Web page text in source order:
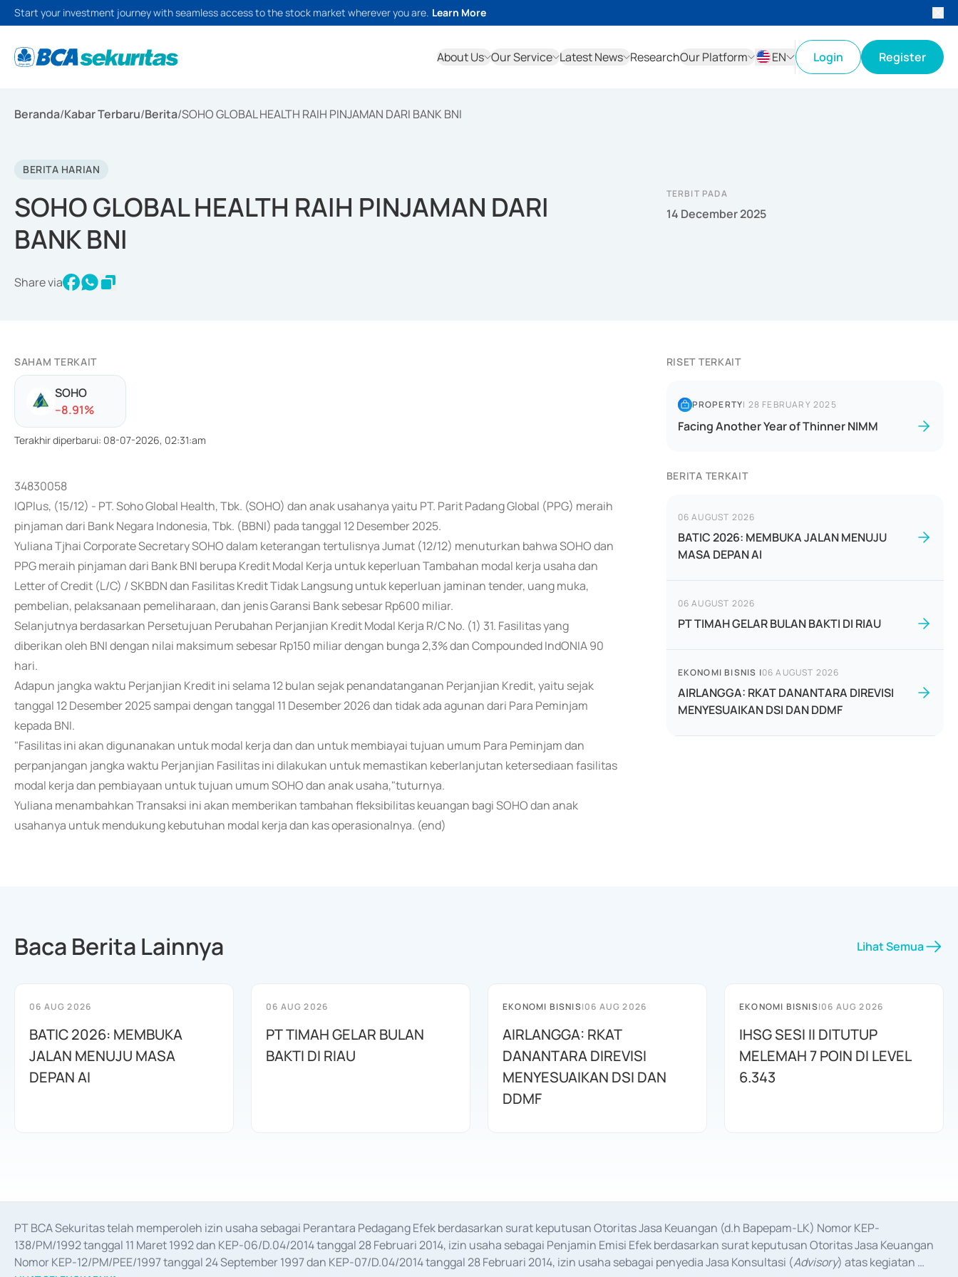
Start your investment journey with seamless access to the stock market wherever you are. Learn More
About Us Our Service Latest News ResearchOur Platform
EN
Login Register
Beranda/Kabar Terbaru/Berita/SOHO GLOBAL HEALTH RAIH PINJAMAN DARI BANK BNI
BERITA HARIAN
SOHO GLOBAL HEALTH RAIH PINJAMAN DARI
BANK BNI
Share via
TERBIT PADA
14 December 2025
SAHAM TERKAIT
SOHO
--8.91%
Terakhir diperbarui: 08-07-2026, 02:31:am
34830058
IQPlus, (15/12) - PT. Soho Global Health, Tbk. (SOHO) dan anak usahanya yaitu PT. Parit Padang Global (PPG) meraih
pinjaman dari Bank Negara Indonesia, Tbk. (BBNI) pada tanggal 12 Desember 2025.
Yuliana Tjhai Corporate Secretary SOHO dalam keterangan tertulisnya Jumat (12/12) menuturkan bahwa SOHO dan
PPG meraih pinjaman dari Bank BNI berupa Kredit Modal Kerja untuk keperluan Tambahan modal kerja usaha dan
Letter of Credit (L/C) / SKBDN dan Fasilitas Kredit Tidak Langsung untuk keperluan jaminan tender, uang muka,
pembelian, pelaksanaan pemeliharaan, dan jenis Garansi Bank sebesar Rp600 miliar.
Selanjutnya berdasarkan Persetujuan Perubahan Perjanjian Kredit Modal Kerja R/C No. (1) 31. Fasilitas yang
diberikan oleh BNI dengan nilai maksimum sebesar Rp150 miliar dengan bunga 2,3% dan Compounded IndONIA 90
hari.
Adapun jangka waktu Perjanjian Kredit ini selama 12 bulan sejak penandatanganan Perjanjian Kredit, yaitu sejak
tanggal 12 Desember 2025 sampai dengan tanggal 11 Desember 2026 dan tidak ada agunan dari Para Peminjam
kepada BNI.
"Fasilitas ini akan digunanakan untuk modal kerja dan dan untuk membiayai tujuan umum Para Peminjam dan
perpanjangan jangka waktu Perjanjian Fasilitas ini dilakukan untuk memastikan keberlanjutan ketersediaan fasilitas
modal kerja dan pembiayaan untuk tujuan umum SOHO dan anak usaha,"tuturnya.
Yuliana menambahkan Transaksi ini akan memberikan tambahan fleksibilitas keuangan bagi SOHO dan anak
usahanya untuk mendukung kebutuhan modal kerja dan kas operasionalnya. (end)
RISET TERKAIT
PROPERTY| 28 FEBRUARY 2025
Facing Another Year of Thinner NIMM
BERITA TERKAIT
06 AUGUST 2026
BATIC 2026: MEMBUKA JALAN MENUJU
MASA DEPAN AI
06 AUGUST 2026
PT TIMAH GELAR BULAN BAKTI DI RIAU
EKONOMI BISNIS |06 AUGUST 2026
AIRLANGGA: RKAT DANANTARA DIREVISI
MENYESUAIKAN DSI DAN DDMF
Baca Berita Lainnya Lihat Semua
06 AUG 2026
BATIC 2026: MEMBUKA
JALAN MENUJU MASA
DEPAN AI
06 AUG 2026
PT TIMAH GELAR BULAN
BAKTI DI RIAU
EKONOMI BISNIS|06 AUG 2026
AIRLANGGA: RKAT
DANANTARA DIREVISI
MENYESUAIKAN DSI DAN
DDMF
EKONOMI BISNIS|06 AUG 2026
IHSG SESI II DITUTUP
MELEMAH 7 POIN DI LEVEL
6.343
PT BCA Sekuritas telah memperoleh izin usaha sebagai Perantara Pedagang Efek berdasarkan surat keputusan Otoritas Jasa Keuangan (d.h Bapepam-LK) Nomor KEP-
138/PM/1992 tanggal 11 Maret 1992 dan KEP-06/D.04/2014 tanggal 28 Februari 2014, izin usaha sebagai Penjamin Emisi Efek berdasarkan surat keputusan Otoritas Jasa Keuangan
Nomor KEP-12/PM/PEE/1997 tanggal 24 September 1997 dan KEP-07/D.04/2014 tanggal 28 Februari 2014, izin usaha sebagai penyedia Jasa Konsultasi (Advisory) atas kegiatan